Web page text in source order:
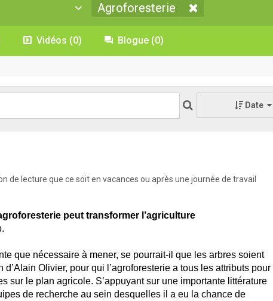
Agroforesterie
Vidéos (0) Blogue (0)
Date
de lecture que ce soit en vacances ou après une journée de travail
peut transformer l’agriculture
que nécessaire à mener, se pourrait-il que les arbres soient
Olivier, pour qui l’agroforesterie a tous les attributs pour
sur le plan agricole. S’appuyant sur une importante littérature
de recherche au sein desquelles il a eu la chance de